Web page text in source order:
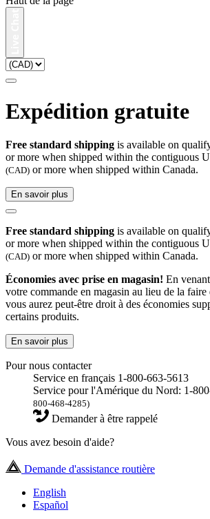
Expédition gratuite
Free standard shipping is available on
or more when shipped within the contiguous
(CAD) or more when shipped within Canada.
En savoir plus
Free standard shipping is available on
or more when shipped within the contiguous
(CAD) or more when shipped within Canada.
Économies avec prise en magasin! En
votre commande en magasin au lieu de la
vous aurez peut-être droit à des économies
certains produits.
En savoir plus
Pour nous contacter
Service en français 1-800-663-5613
Service pour l'Amérique du Nord: 1-
800-468-4285)
Demander à être rappelé
Vous avez besoin d'aide?
Demande d'assistance routière
English
Español